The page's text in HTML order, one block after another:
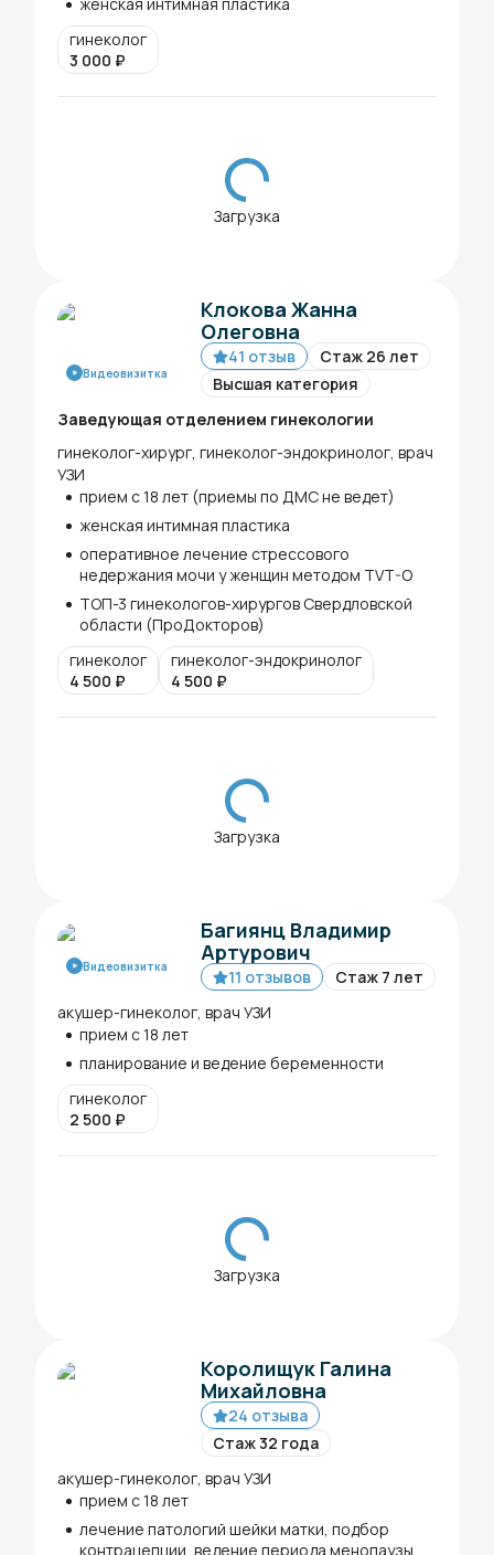
гинеколог
3 000 ₽
Загрузка
Видеовизитка
Клокова Жанна
Олеговна
41 отзыв
Стаж 26 лет
Высшая категория
Заведующая отделением гинекологии
гинеколог-хирург, гинеколог-эндокринолог, врач
УЗИ
прием с 18 лет (приемы по ДМС не ведет)
женская интимная пластика
оперативное лечение стрессового
недержания мочи у женщин методом TVT-O
ТОП-3 гинекологов-хирургов Свердловской
области (ПроДокторов)
гинеколог
4 500 ₽
гинеколог-эндокринолог
4 500 ₽
Загрузка
Видеовизитка
Багиянц Владимир
Артурович
11 отзывов
Стаж 7 лет
акушер-гинеколог, врач УЗИ
прием с 18 лет
планирование и ведение беременности
гинеколог
2 500 ₽
Загрузка
Королищук Галина
Михайловна
24 отзыва
Стаж 32 года
акушер-гинеколог, врач УЗИ
прием с 18 лет
лечение патологий шейки матки, подбор
контрацепции, ведение периода менопаузы